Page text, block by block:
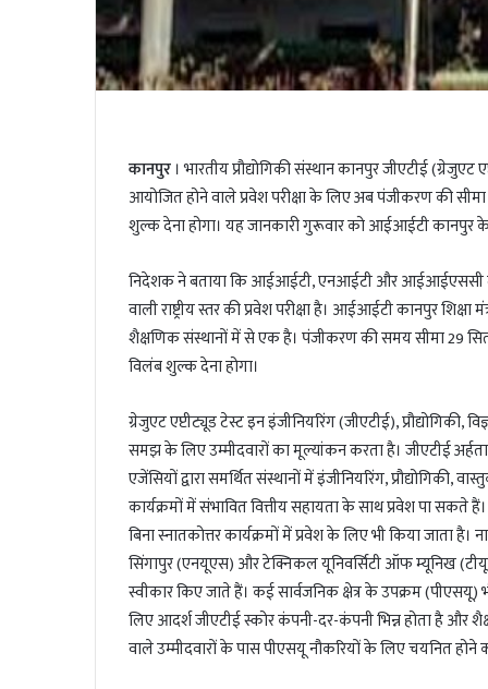
कानपुर । भारतीय प्रौद्योगिकी संस्थान कानपुर जीएटीई
आयोजित होने वाले प्रवेश परीक्षा के लिए अब पंजीकरण की
शुल्क देना होगा। यह जानकारी गुरूवार को आईआईटी कानपुर
निदेशक ने बताया कि आईआईटी, एनआईटी और आईआईएससी में
वाली राष्ट्रीय स्तर की प्रवेश परीक्षा है। आईआईटी कानपुर
शैक्षणिक संस्थानों में से एक है। पंजीकरण की समय सीमा 29
विलंब शुल्क देना होगा।
ग्रेजुएट एप्टीट्यूड टेस्ट इन इंजीनियरिंग (जीएटीई),
समझ के लिए उम्मीदवारों का मूल्यांकन करता है। जीएटीई
एजेंसियों द्वारा समर्थित संस्थानों में इंजीनियरिंग, प्रौद्योगिकी,
कार्यक्रमों में संभावित वित्तीय सहायता के साथ प्रवेश पा सकते
बिना स्नातकोत्तर कार्यक्रमों में प्रवेश के लिए भी किया जाता
सिंगापुर (एनयूएस) और टेक्निकल यूनिवर्सिटी ऑफ म्यूनिख
स्वीकार किए जाते हैं। कई सार्वजनिक क्षेत्र के उपक्रम (पीएसयू)
लिए आदर्श जीएटीई स्कोर कंपनी-दर-कंपनी भिन्न होता है और
वाले उम्मीदवारों के पास पीएसयू नौकरियों के लिए चयनित होने